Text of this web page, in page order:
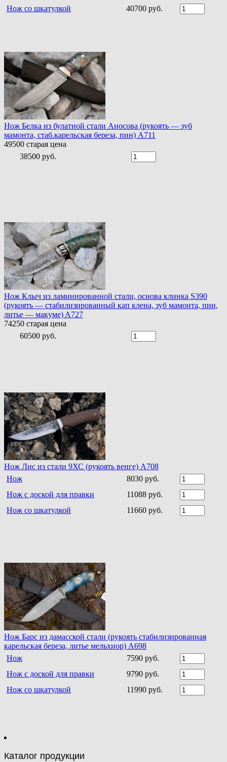
Нож со шкатулкой
40700 руб.
Нож Белка из булатной стали Аносова (рукоять — зуб
мамонта, стаб.карельская береза, пин) A711
49500 старая цена
38500 руб.
Нож Клыч из ламинированной стали, основа клинка S390
(рукоять — стабилизированный кап клена, зуб мамонта, пин,
литье — макуме) A727
74250 старая цена
60500 руб.
Нож Лис из стали 9ХС (рукоять венге) A708
Нож
8030 руб.
Нож с доской для правки
11088 руб.
Нож со шкатулкой
11660 руб.
Нож Барс из дамасской стали (рукоять стабилизированная
карельская береза, литье мельхиор) A698
Нож
7590 руб.
Нож с доской для правки
9790 руб.
Нож со шкатулкой
11990 руб.
Каталог продукции